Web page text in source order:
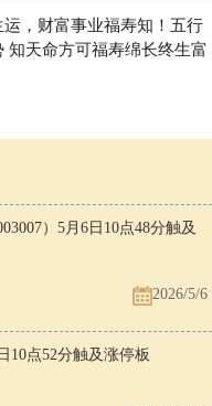
运，财富事业福寿知！五行
知天命方可福寿绵长终生富
）5月6日10点48分触及
2026/5/6
10点52分触及涨停板